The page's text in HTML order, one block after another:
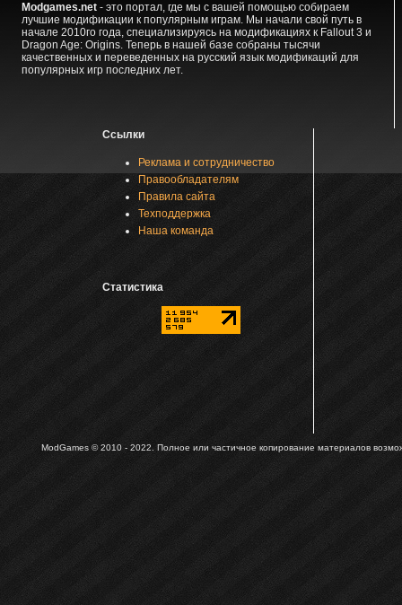
Modgames.net- это портал, где мы с вашей помощью собираем
лучшие модификации к популярным играм. Мы начали свой путь в
начале 2010го года, специализируясь на модификациях к Fallout 3 и
Dragon Age: Origins. Теперь в нашей базе собраны тысячи
качественных и переведенных на русский язык модификаций для
популярных игр последних лет.
Ссылки
Реклама и сотрудничество
Правообладателям
Правила сайта
Техподдержка
Наша команда
Статистика
ModGames © 2010 - 2022. Полное или частичное копирование материалов